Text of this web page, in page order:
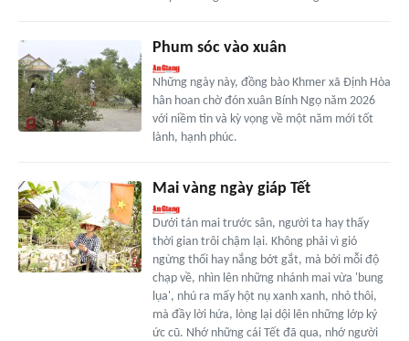
Phum sóc vào xuân
Những ngày này, đồng bào Khmer xã Định Hòa
hân hoan chờ đón xuân Bính Ngọ năm 2026
với niềm tin và kỳ vọng về một năm mới tốt
lành, hạnh phúc.
Mai vàng ngày giáp Tết
Dưới tán mai trước sân, người ta hay thấy
thời gian trôi chậm lại. Không phải vì gió
ngừng thổi hay nắng bớt gắt, mà bởi mỗi độ
chạp về, nhìn lên những nhánh mai vừa 'bung
lụa', nhú ra mấy hột nụ xanh xanh, nhỏ thôi,
mà đầy lời hứa, lòng lại dội lên những lớp ký
ức cũ. Nhớ những cái Tết đã qua, nhớ người